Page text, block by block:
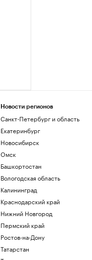
Новости регионов
Санкт-Петербург и область
Екатеринбург
Новосибирск
Омск
Башкортостан
Вологодская область
Калининград
Краснодарский край
Нижний Новгород
Пермский край
Ростов-на-Дону
Татарстан